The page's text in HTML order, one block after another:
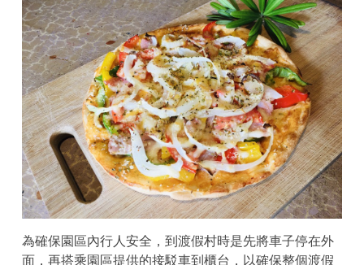
為確保園區內行人安全，到渡假村時是先將車子停在外
面，再搭乘園區提供的接駁車到櫃台，以確保整個渡假